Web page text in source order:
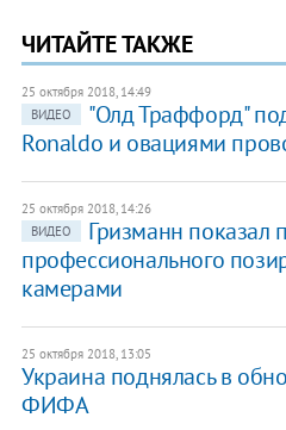
ЧИТАЙТЕ ТАКЖЕ
25 октября 2018, 14:49
ВИДЕО
"Олд Траффорд"
Ronaldo и овациями
25 октября 2018, 14:26
ВИДЕО
Гризманн показал
профессионального
камерами
25 октября 2018, 13:05
Украина поднялась в
ФИФА